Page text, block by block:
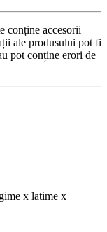
conține accesorii
ale produsului pot fi
pot conține erori de
x latime x